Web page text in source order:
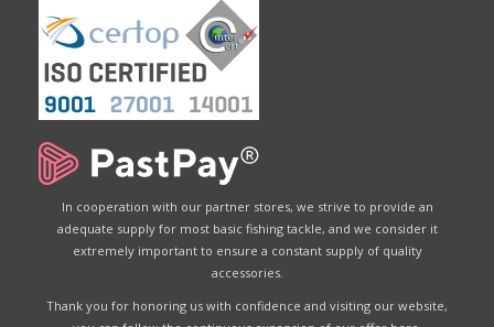
In cooperation with our partner stores, we strive to provide an
adequate supply for most basic fishing tackle, and we consider it
extremely important to ensure a constant supply of quality
accessories.
Thank you for honoring us with confidence and visiting our website,